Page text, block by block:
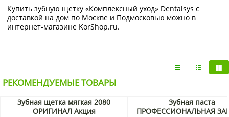
Купить зубную щетку «Комплексный уход» Dentalsys с
доставкой на дом по Москве и Подмосковью можно в
интернет-магазине KorShop.ru.
РЕКОМЕНДУЕМЫЕ ТОВАРЫ
Зубная щетка мягкая 2080
ОРИГИНАЛ Акция
Зубная паста
ПРОФЕССИОНАЛЬНАЯ